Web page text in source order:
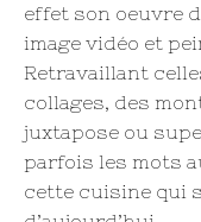
effet son oeuvre
image vidéo et
Retravaillant
collages, des
juxtapose ou
parfois les mots
cette cuisine qui